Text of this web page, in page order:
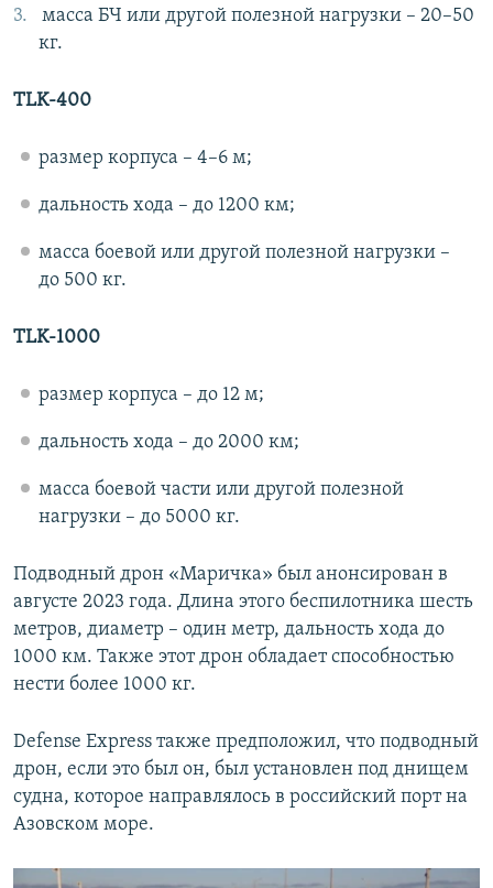
масса БЧ или другой полезной нагрузки – 20–50
кг.
TLK-400
размер корпуса – 4–6 м;
дальность хода – до 1200 км;
масса боевой или другой полезной нагрузки –
до 500 кг.
TLK-1000
размер корпуса – до 12 м;
дальность хода – до 2000 км;
масса боевой части или другой полезной
нагрузки – до 5000 кг.
Подводный дрон «Маричка» был анонсирован в
августе 2023 года. Длина этого беспилотника шесть
метров, диаметр – один метр, дальность хода до
1000 км. Также этот дрон обладает способностью
нести более 1000 кг.
Defense Express также предположил, что подводный
дрон, если это был он, был установлен под днищем
судна, которое направлялось в российский порт на
Азовском море.